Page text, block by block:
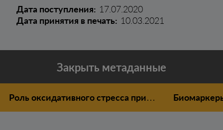
Дата поступления: 17.07.2020
Дата принятия в печать: 10.03.2021
Закрыть метаданные
Роль оксидативного стресса при…